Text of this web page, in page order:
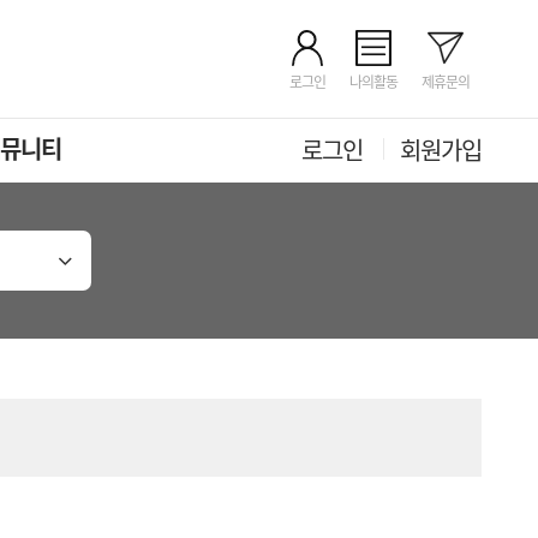
로그인 나의활동 제휴문의
니티 로그인 회원가입